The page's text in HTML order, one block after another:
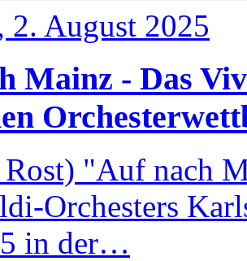
2. August 2025
Mainz - Das
"Auf nach
Orchesters
in der…